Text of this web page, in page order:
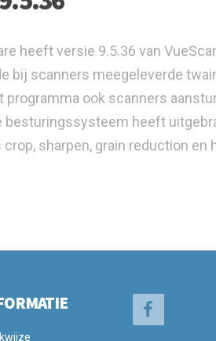
heeft versie 9.5.36 van
bij scanners meegeleverde
programma ook scanners
heeft
sharpen, grain reduction en